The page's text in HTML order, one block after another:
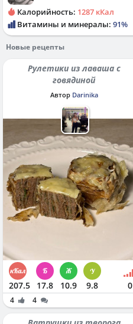
Калорийность: 1287 кКал
Витамины и минералы: 91%
Новые рецепты
Рулетики из лаваша с
говядиной
Автор Darinika
207.5 17.8 10.9 9.8 0
4 4